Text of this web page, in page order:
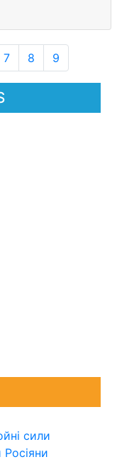
сили
Росіяни
7 8 9